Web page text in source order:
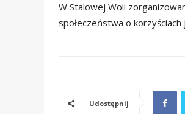
W Stalowej Woli
społeczeństwa o
Udostępnij